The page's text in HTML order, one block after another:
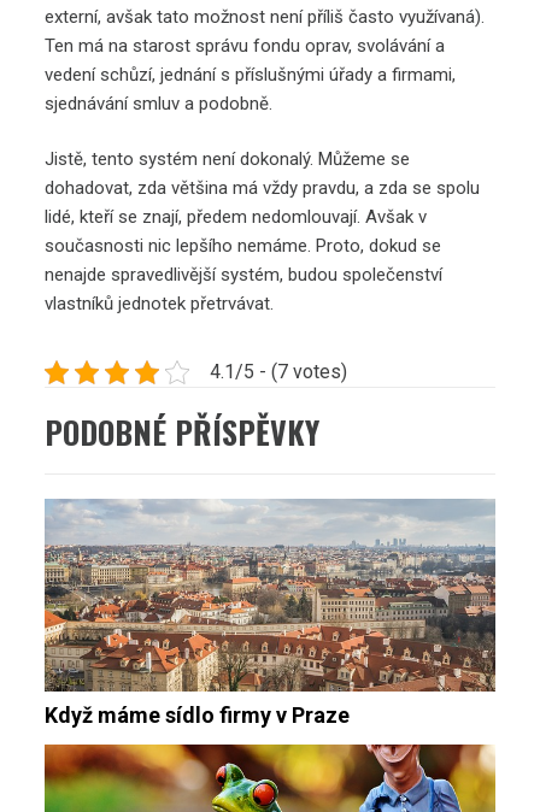
externí, avšak tato možnost není příliš často využívaná).
Ten má na starost správu fondu oprav, svolávání a
vedení schůzí, jednání s příslušnými úřady a firmami,
sjednávání smluv a podobně.
Jistě, tento systém není dokonalý. Můžeme se
dohadovat, zda většina má vždy pravdu, a zda se spolu
lidé, kteří se znají, předem nedomlouvají. Avšak v
současnosti nic lepšího nemáme. Proto, dokud se
nenajde spravedlivější systém, budou společenství
vlastníků jednotek přetrvávat.
4.1/5 - (7 votes)
PODOBNÉ PŘÍSPĚVKY
Když máme sídlo firmy v Praze